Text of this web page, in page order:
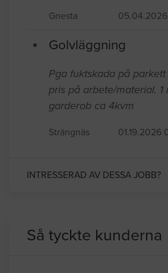
Gnesta
Golvläggning
Pga fuktskada på
pris på arbete/material.
garderob ca 4kvm
Strängnäs 01.19.2026
INTRESSERAD AV DESSA JOBB?
Så tyckte kunderna